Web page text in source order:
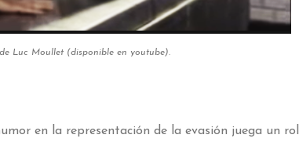
Luc Moullet (disponible en youtube).
en la representación de la evasión juega un rol